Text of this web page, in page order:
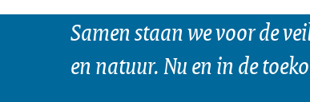
Samen staan we voor de
en natuur. Nu en in de